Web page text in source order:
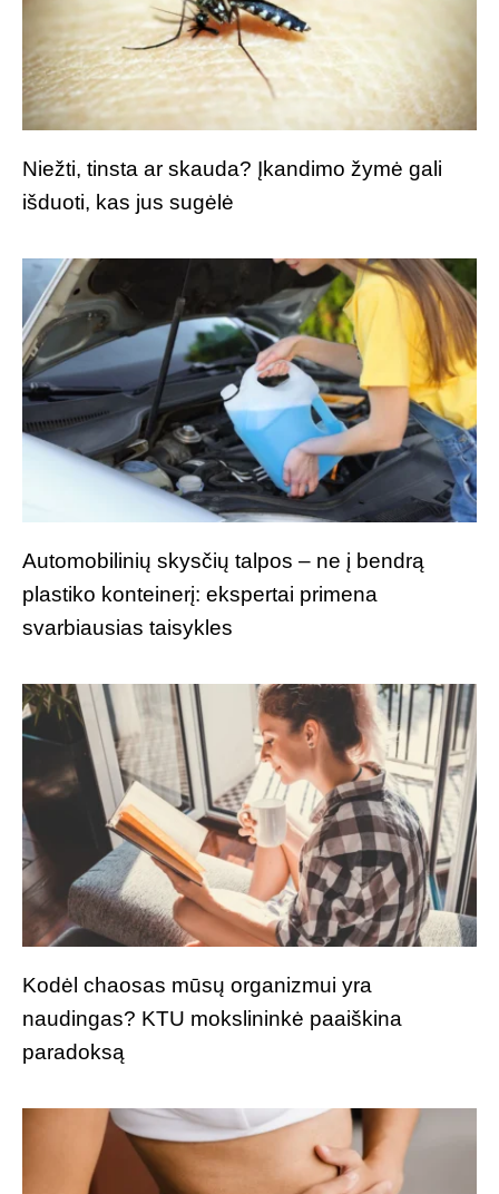
Niežti, tinsta ar skauda? Įkandimo žymė gali
išduoti, kas jus sugėlė
Automobilinių skysčių talpos – ne į bendrą
plastiko konteinerį: ekspertai primena
svarbiausias taisykles
Kodėl chaosas mūsų organizmui yra
naudingas? KTU mokslininkė paaiškina
paradoksą